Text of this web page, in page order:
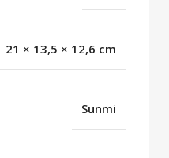
21 × 13,5 × 12,6 cm
Sunmi